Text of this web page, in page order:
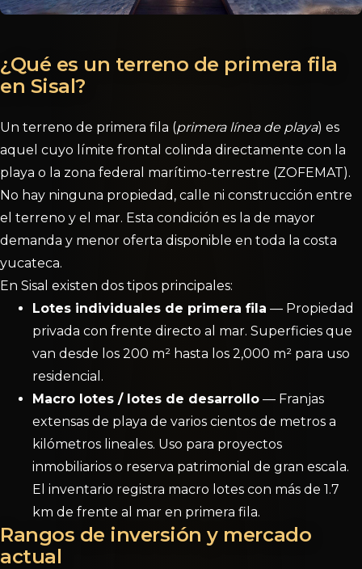
¿Qué es un terreno de primera fila
en Sisal?
Un terreno de primera fila (primera línea de playa) es
aquel cuyo límite frontal colinda directamente con la
playa o la zona federal marítimo-terrestre (ZOFEMAT).
No hay ninguna propiedad, calle ni construcción entre
el terreno y el mar. Esta condición es la de mayor
demanda y menor oferta disponible en toda la costa
yucateca.
En Sisal existen dos tipos principales:
Lotes individuales de primera fila — Propiedad
privada con frente directo al mar. Superficies que
van desde los 200 m² hasta los 2,000 m² para uso
residencial.
Macro lotes / lotes de desarrollo — Franjas
extensas de playa de varios cientos de metros a
kilómetros lineales. Uso para proyectos
inmobiliarios o reserva patrimonial de gran escala.
El inventario registra macro lotes con más de 1.7
km de frente al mar en primera fila.
Rangos de inversión y mercado
actual